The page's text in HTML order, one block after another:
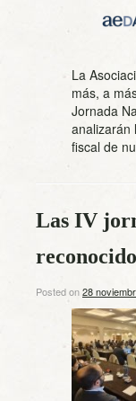
La
más, a
Jornada
analizarán
fiscal de
Las IV
Posted on28